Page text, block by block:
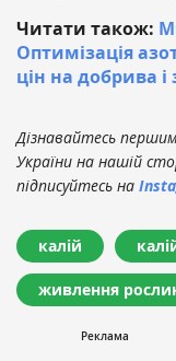
Читати також:
Оптимізація
цін на добрива і
Дізнавайтесь
України на нашій
підписуйтесь на
калій
живлення